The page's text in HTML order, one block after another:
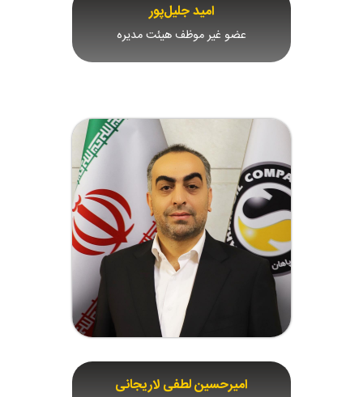
امید جلیل‌پور
عضو غیر موظف هیئت مدیره
امیرحسین لطفی لاریجانی